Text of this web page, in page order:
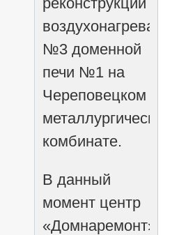
№3 доменной
печи №1 на
Череповецком
металлургическом
комбинате.
В данный
момент центр
«Домнаремонт»